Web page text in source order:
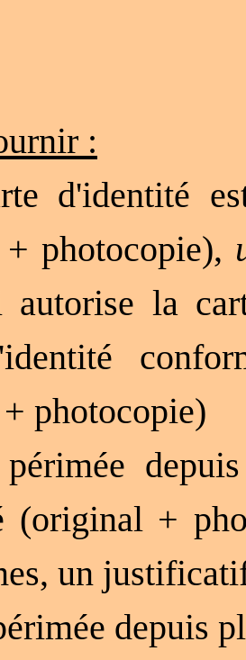
:
d'identité
photocopie),
autorise la
photocopie)
(original +
un
depuis